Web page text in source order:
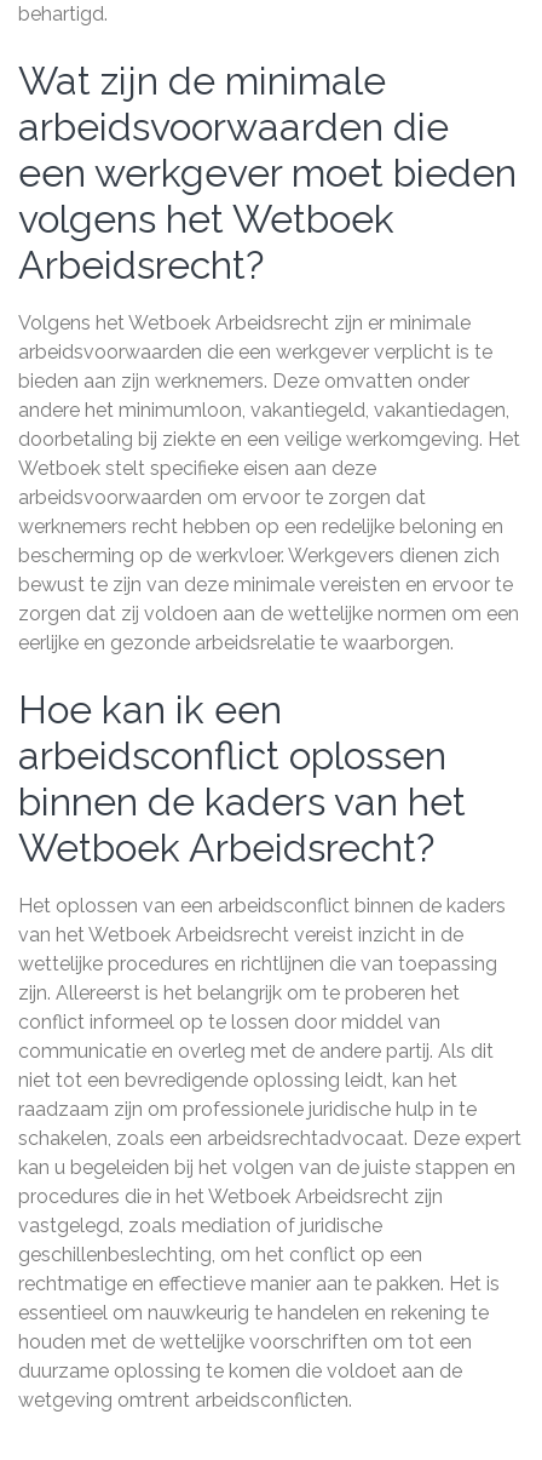
behartigd.
Wat zijn de minimale
arbeidsvoorwaarden die
een werkgever moet bieden
volgens het Wetboek
Arbeidsrecht?
Volgens het Wetboek Arbeidsrecht zijn er minimale
arbeidsvoorwaarden die een werkgever verplicht is te
bieden aan zijn werknemers. Deze omvatten onder
andere het minimumloon, vakantiegeld, vakantiedagen,
doorbetaling bij ziekte en een veilige werkomgeving. Het
Wetboek stelt specifieke eisen aan deze
arbeidsvoorwaarden om ervoor te zorgen dat
werknemers recht hebben op een redelijke beloning en
bescherming op de werkvloer. Werkgevers dienen zich
bewust te zijn van deze minimale vereisten en ervoor te
zorgen dat zij voldoen aan de wettelijke normen om een
eerlijke en gezonde arbeidsrelatie te waarborgen.
Hoe kan ik een
arbeidsconflict oplossen
binnen de kaders van het
Wetboek Arbeidsrecht?
Het oplossen van een arbeidsconflict binnen de kaders
van het Wetboek Arbeidsrecht vereist inzicht in de
wettelijke procedures en richtlijnen die van toepassing
zijn. Allereerst is het belangrijk om te proberen het
conflict informeel op te lossen door middel van
communicatie en overleg met de andere partij. Als dit
niet tot een bevredigende oplossing leidt, kan het
raadzaam zijn om professionele juridische hulp in te
schakelen, zoals een arbeidsrechtadvocaat. Deze expert
kan u begeleiden bij het volgen van de juiste stappen en
procedures die in het Wetboek Arbeidsrecht zijn
vastgelegd, zoals mediation of juridische
geschillenbeslechting, om het conflict op een
rechtmatige en effectieve manier aan te pakken. Het is
essentieel om nauwkeurig te handelen en rekening te
houden met de wettelijke voorschriften om tot een
duurzame oplossing te komen die voldoet aan de
wetgeving omtrent arbeidsconflicten.